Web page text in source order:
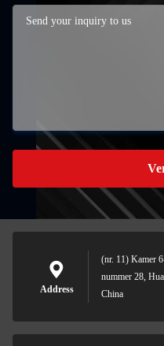
Address
(nr. 11) Kamer
nummer 28,
China